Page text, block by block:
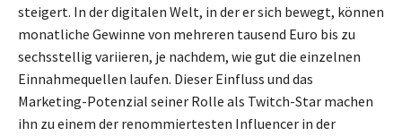
steigert. In der digitalen Welt, in der er sich bewegt, können
monatliche Gewinne von mehreren tausend Euro bis zu
sechsstellig variieren, je nachdem, wie gut die einzelnen
Einnahmequellen laufen. Dieser Einfluss und das
Marketing-Potenzial seiner Rolle als Twitch-Star machen
ihn zu einem der renommiertesten Influencer in der